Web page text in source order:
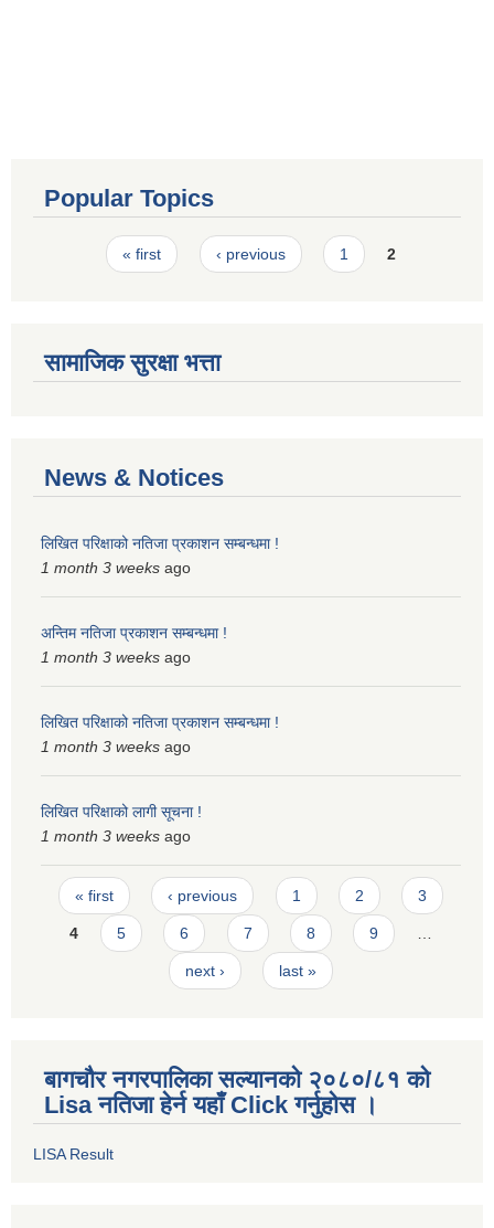
Popular Topics
Pages« first ‹ previous 1 2
सामाजिक सुरक्षा भत्ता
News & Notices
लिखित परिक्षाको नतिजा प्रकाशन सम्बन्धमा !
1 month 3 weeks ago
अन्तिम नतिजा प्रकाशन सम्बन्धमा !
1 month 3 weeks ago
लिखित परिक्षाको नतिजा प्रकाशन सम्बन्धमा !
1 month 3 weeks ago
लिखित परिक्षाको लागी सूचना !
1 month 3 weeks ago
Pages
« first ‹ previous 1 2 3
4 5 6 7 8 9 …
next › last »
बागचौर नगरपालिका सल्यानको २०८०/८१ को
Lisa नतिजा हेर्न यहाँ Click गर्नुहोस ।
LISA Result